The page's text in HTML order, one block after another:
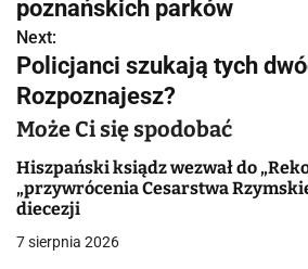
w
i
g
a
c
j
poznańskich parków
Next:
Policjanci szukają tych
Rozpoznajesz?
Może Ci się spodobać
Hiszpański ksiądz wezwał do
„przywrócenia Cesarstwa
diecezji
7 sierpnia 2026